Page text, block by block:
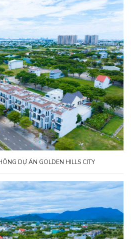
DỰ ÁN GOLDEN HILLS CITY